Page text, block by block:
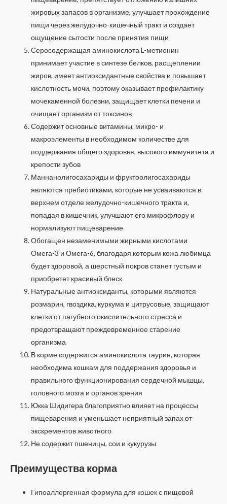
жировых запасов в организме, улучшает прохождение
пищи через желудочно-кишечный тракт и создает
ощущение сытости после принятия пищи
Серосодержащая аминокислота L-метионин
принимает участие в синтезе белков, расщеплении
жиров, имеет антиоксидантные свойства и повышает
кислотность мочи, поэтому оказывает профилактику
мочекаменной болезни, защищает клетки печени и
очищает организм от токсинов
Содержит основные витамины, микро- и
макроэлементы в необходимом количестве для
поддержания общего здоровья, высокого иммунитета и
крепости зубов
Маннанолигосахариды и фруктоолигосахариды
являются пребиотиками, которые не усваиваются в
верхнем отделе желудочно-кишечного тракта и,
попадая в кишечник, улучшают его микрофлору и
нормализуют пищеварение
Обогащен незаменимыми жирными кислотами
Омега-3 и Омега-6, благодаря которым кожа любимца
будет здоровой, а шерстный покров станет густым и
приобретет красивый блеск
Натуральные антиоксиданты, которыми являются
розмарин, гвоздика, куркума и цитрусовые, защищают
клетки от пагубного окислительного стресса и
предотвращают преждевременное старение
организма
В корме содержится аминокислота таурин, которая
необходима кошкам для поддержания здоровья и
правильного функционирования сердечной мышцы,
головного мозга и органов зрения
Юкка Шидигера благоприятно влияет на процессы
пищеварения и уменьшает неприятный запах от
экскрементов животного
Не содержит пшеницы, сои и кукурузы
Преимущества корма
Гипоаллергенная формула для кошек с пищевой